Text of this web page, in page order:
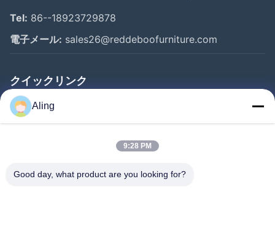
Tel: 86--18923729878
電子メール: sales26@reddeboofurniture.com
クイックリンク
ホーム
製品
企業情報
Aling
9:28 PM
Good day, what product are you looking for?